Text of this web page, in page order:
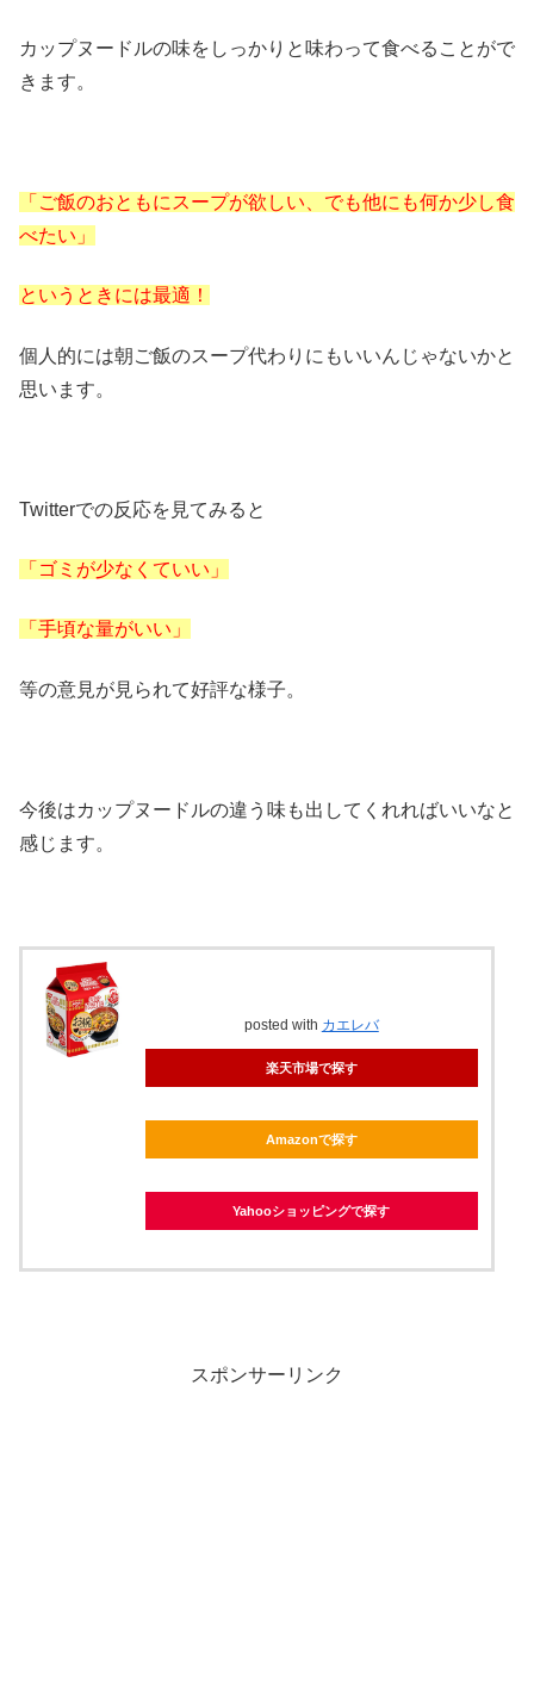
カップヌードルの味をしっかりと味わって食べることがで
きます。
「ご飯のおともにスープが欲しい、でも他にも何か少し食
べたい」
というときには最適！
個人的には朝ご飯のスープ代わりにもいいんじゃないかと
思います。
Twitterでの反応を見てみると
「ゴミが少なくていい」
「手頃な量がいい」
等の意見が見られて好評な様子。
今後はカップヌードルの違う味も出してくれればいいなと
感じます。
posted with カエレバ
楽天市場で探す
Amazonで探す
Yahooショッピングで探す
スポンサーリンク